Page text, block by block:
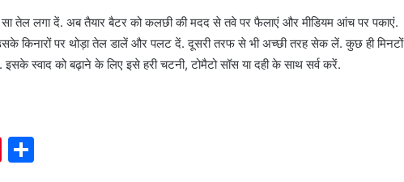
तेल लगा दें. अब तैयार बैटर को कलछी की मदद से तवे पर फैलाएं और मीडियम आंच पर पकाएं.
किनारों पर थोड़ा तेल डालें और पलट दें. दूसरी तरफ से भी अच्छी तरह सेक लें. कुछ ही मिनटों
इसके स्वाद को बढ़ाने के लिए इसे हरी चटनी, टोमैटो सॉस या दही के साथ सर्व करें.
Pi